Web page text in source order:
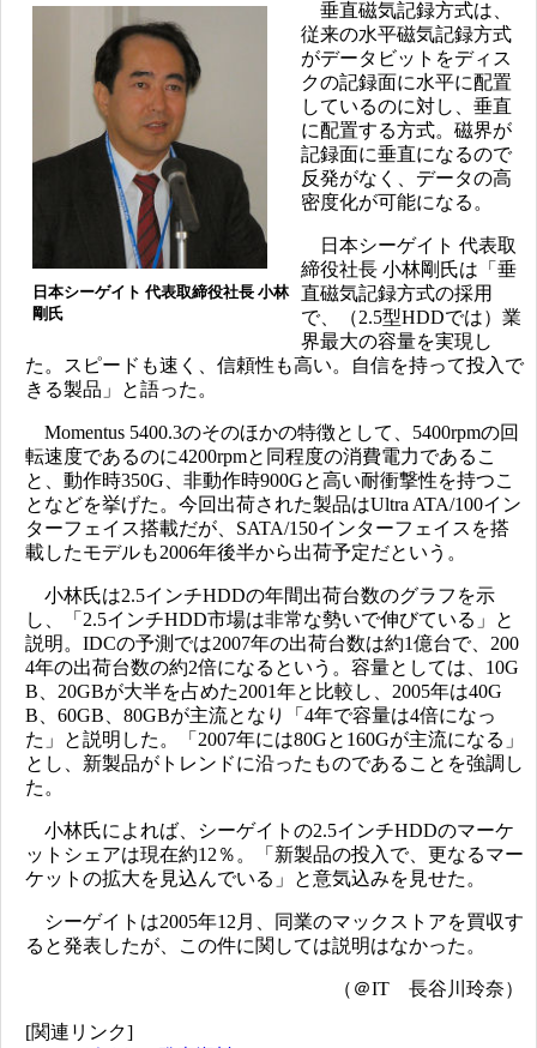
日本シーゲイト 代表取締役社長 小林
剛氏
垂直磁気記録方式は、
従来の水平磁気記録方式
がデータビットをディス
クの記録面に水平に配置
しているのに対し、垂直
に配置する方式。磁界が
記録面に垂直になるので
反発がなく、データの高
密度化が可能になる。
日本シーゲイト 代表取
締役社長 小林剛氏は「垂
直磁気記録方式の採用
で、（2.5型HDDでは）業
界最大の容量を実現し
た。スピードも速く、信頼性も高い。自信を持って投入で
きる製品」と語った。
Momentus 5400.3のそのほかの特徴として、5400rpmの回
転速度であるのに4200rpmと同程度の消費電力であるこ
と、動作時350G、非動作時900Gと高い耐衝撃性を持つこ
となどを挙げた。今回出荷された製品はUltra ATA/100イン
ターフェイス搭載だが、SATA/150インターフェイスを搭
載したモデルも2006年後半から出荷予定だという。
小林氏は2.5インチHDDの年間出荷台数のグラフを示
し、「2.5インチHDD市場は非常な勢いで伸びている」と
説明。IDCの予測では2007年の出荷台数は約1億台で、200
4年の出荷台数の約2倍になるという。容量としては、10G
B、20GBが大半を占めた2001年と比較し、2005年は40G
B、60GB、80GBが主流となり「4年で容量は4倍になっ
た」と説明した。「2007年には80Gと160Gが主流になる」
とし、新製品がトレンドに沿ったものであることを強調し
た。
小林氏によれば、シーゲイトの2.5インチHDDのマーケ
ットシェアは現在約12％。「新製品の投入で、更なるマー
ケットの拡大を見込んでいる」と意気込みを見せた。
シーゲイトは2005年12月、同業のマックストアを買収す
ると発表したが、この件に関しては説明はなかった。
（＠IT 長谷川玲奈）
[関連リンク]